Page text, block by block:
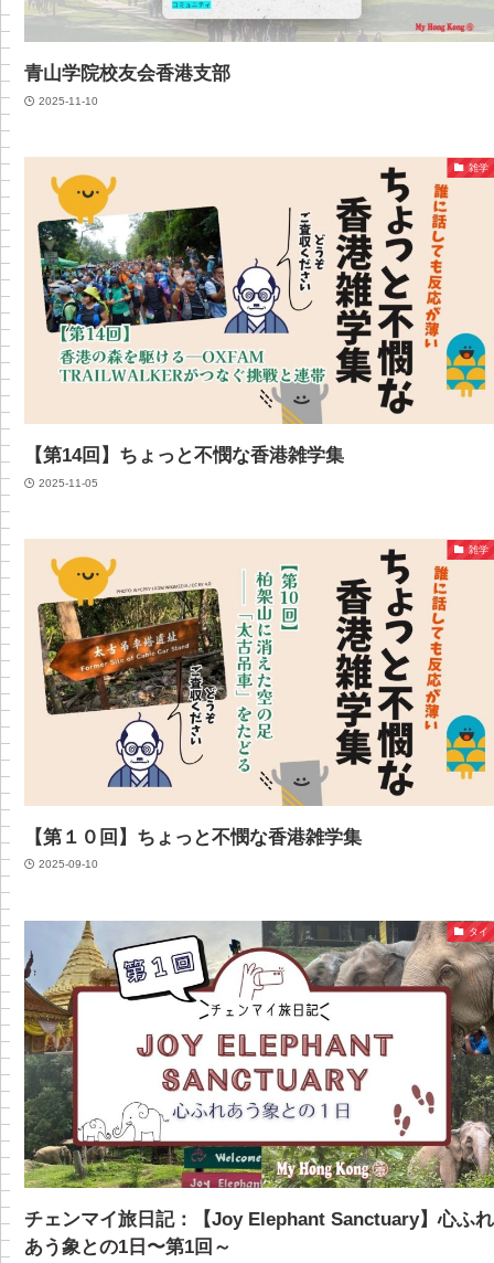
青山学院校友会香港支部
2025-11-10
雑学
【第14回】ちょっと不憫な香港雑学集
2025-11-05
雑学
【第１０回】ちょっと不憫な香港雑学集
2025-09-10
タイ
チェンマイ旅日記：【Joy Elephant Sanctuary】心ふれ
あう象との1日〜第1回～